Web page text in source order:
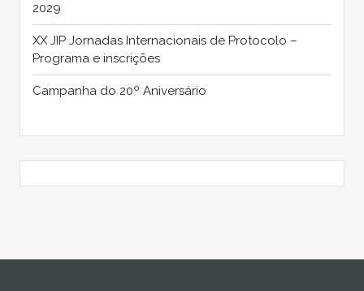
2029
XX JIP Jornadas Internacionais de Protocolo –
Programa e inscrições
Campanha do 20º Aniversário